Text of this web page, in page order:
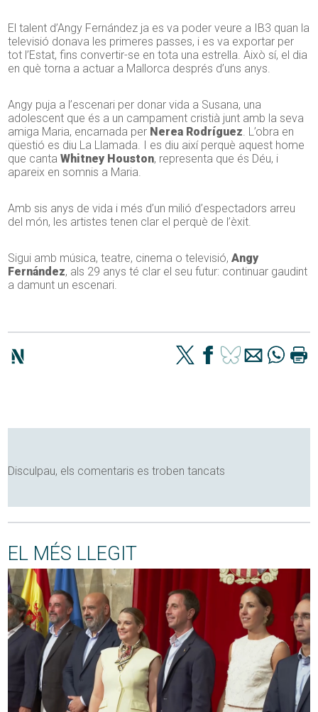
El talent d’Angy Fernández ja es va poder veure a IB3 quan la
televisió donava les primeres passes, i es va exportar per
tot l’Estat, fins convertir-se en tota una estrella. Això sí, el dia
en què torna a actuar a Mallorca després d’uns anys.
Angy puja a l’escenari per donar vida a Susana, una
adolescent que és a un campament cristià junt amb la seva
amiga Maria, encarnada per Nerea Rodríguez. L’obra en
qüestió es diu La Llamada. I es diu així perquè aquest home
que cantaWhitney Houston, representa que és Déu, i
apareix en somnis a Maria.
Amb sis anys de vida i més d’un milió d’espectadors arreu
del món, les artistes tenen clar el perquè de l’èxit.
Sigui amb música, teatre, cinema o televisió,Angy
Fernández, als 29 anys té clar el seu futur: continuar gaudint
a damunt un escenari.
Disculpau, els comentaris es troben tancats
EL MÉS LLEGIT